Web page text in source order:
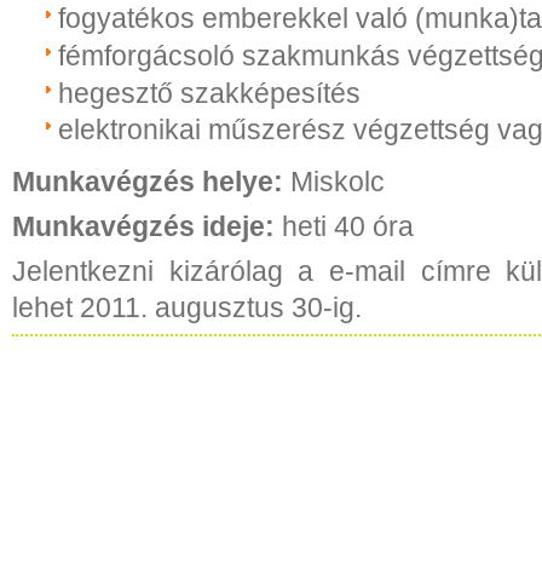
fogyatékos emberekkel való
fémforgácsoló szakmunkás
hegesztő szakképesítés
elektronikai műszerész végzettség
Munkavégzés helye: Miskolc
Munkavégzés ideje: heti 40 óra
Jelentkezni kizárólag a e-mail címre
lehet 2011. augusztus 30-ig.